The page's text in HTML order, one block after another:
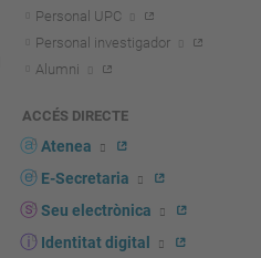
Personal UPC
Personal investigador
Alumni
ACCÉS DIRECTE
Atenea
E-Secretaria
Seu electrònica
Identitat digital